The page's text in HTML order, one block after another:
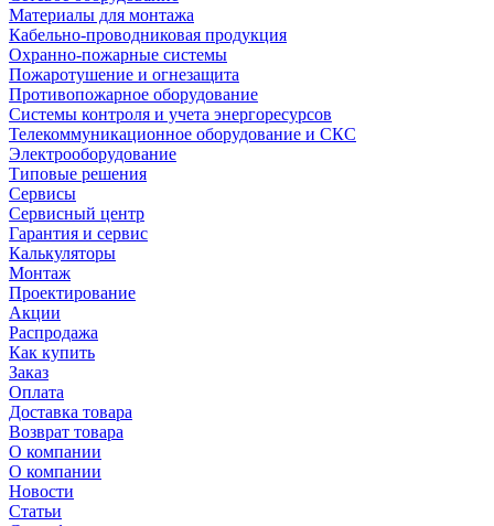
Материалы для монтажа
Кабельно-проводниковая продукция
Охранно-пожарные системы
Пожаротушение и огнезащита
Противопожарное оборудование
Системы контроля и учета энергоресурсов
Телекоммуникационное оборудование и СКС
Электрооборудование
Типовые решения
Сервисы
Сервисный центр
Гарантия и сервис
Калькуляторы
Монтаж
Проектирование
Акции
Распродажа
Как купить
Заказ
Оплата
Доставка товара
Возврат товара
О компании
О компании
Новости
Статьи